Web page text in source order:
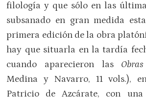
filología y que sólo en las
subsanado en gran medida
primera edición de la obra
hay que situarla en la tardía
cuando aparecieron las
Medina y Navarro, 11 vols.),
Patricio de Azcárate, con